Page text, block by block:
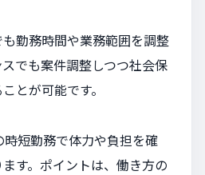
勤務時間や業務範囲を調整
でも案件調整しつつ社会保
とが可能です。
時短勤務で体力や負担を確
す。ポイントは、働き方の